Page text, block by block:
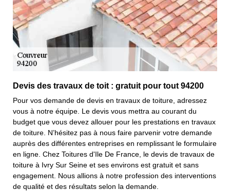
Devis des travaux de toit : gratuit pour tout 94200
Pour vos demande de devis en travaux de toiture, adressez
vous à notre équipe. Le devis vous mettra au courant du
budget que vous devez allouer pour les prestations en travaux
de toiture. N’hésitez pas à nous faire parvenir votre demande
auprès des différentes entreprises en remplissant le formulaire
en ligne. Chez Toitures d'Ile De France, le devis de travaux de
toiture à Ivry Sur Seine et ses environs est gratuit et sans
engagement. Nous allions à notre profession des interventions
de qualité et des résultats selon la demande.